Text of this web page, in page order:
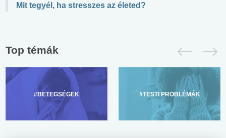
Mit tegyél, ha stresszes az életed?
Top témák
#BETEGSÉGEK #TESTI PROBLÉMÁK